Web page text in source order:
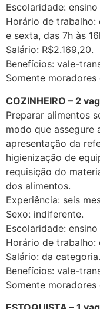
Escolaridade:
Horário de trabalho:
e sexta, das 7h às
Salário: R$2.169,20.
Benefícios: vale-
Somente moradores
COZINHEIRO – 2
Preparar alimentos
modo que assegure
apresentação da
higienização de
requisição do
dos alimentos.
Experiência: seis
Sexo: indiferente.
Escolaridade:
Horário de trabalho:
Salário: da categoria.
Benefícios: vale-
Somente moradores